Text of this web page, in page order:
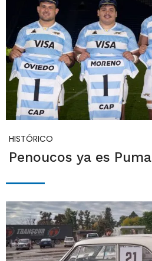
HISTÓRICO
Penoucos ya es Puma